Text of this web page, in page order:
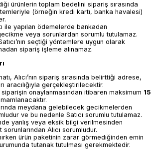
ürünlerin toplam bedelini sipariş sırasında
(örneğin kredi kartı, banka havalesi)
ile yapılan ödemelerde bankadan
veya sorunlardan sorumlu tutulamaz.
seçtiği yöntemlere uygun olarak
sipariş işleme alınamaz.
Alıcı’nın sipariş sırasında belirttiği adrese,
aracılığıyla gerçekleştirilecektir.
onaylanmasından itibaren maksimum 15
meydana gelebilecek gecikmelerden
ve bu nedenle Satıcı sorumlu tutulamaz.
yanlış veya eksik bilgi verilmesinden
Alıcı sorumludur.
ürün paketinin zarar görmedığinden emin
tutanak tutulması gerekmektedir.